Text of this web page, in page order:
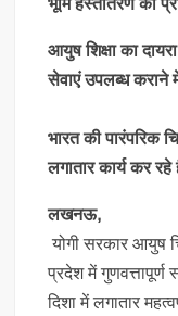
आयुष शिक्षा का
सेवाएं उपलब्ध कराने
भारत की पारंपरिक
लगातार कार्य कर रहे
लखनऊ,
योगी सरकार आयुष
प्रदेश में गुणवत्तापूर्ण
दिशा में लगातार